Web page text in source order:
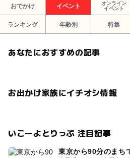
おでかけ イベント
オンライン
イベント
ランキング 年齢別 特集
あなたにおすすめの記事
お出かけ家族にイチオシ情報
いこーよとりっぷ 注目記事
東京から90分のまち